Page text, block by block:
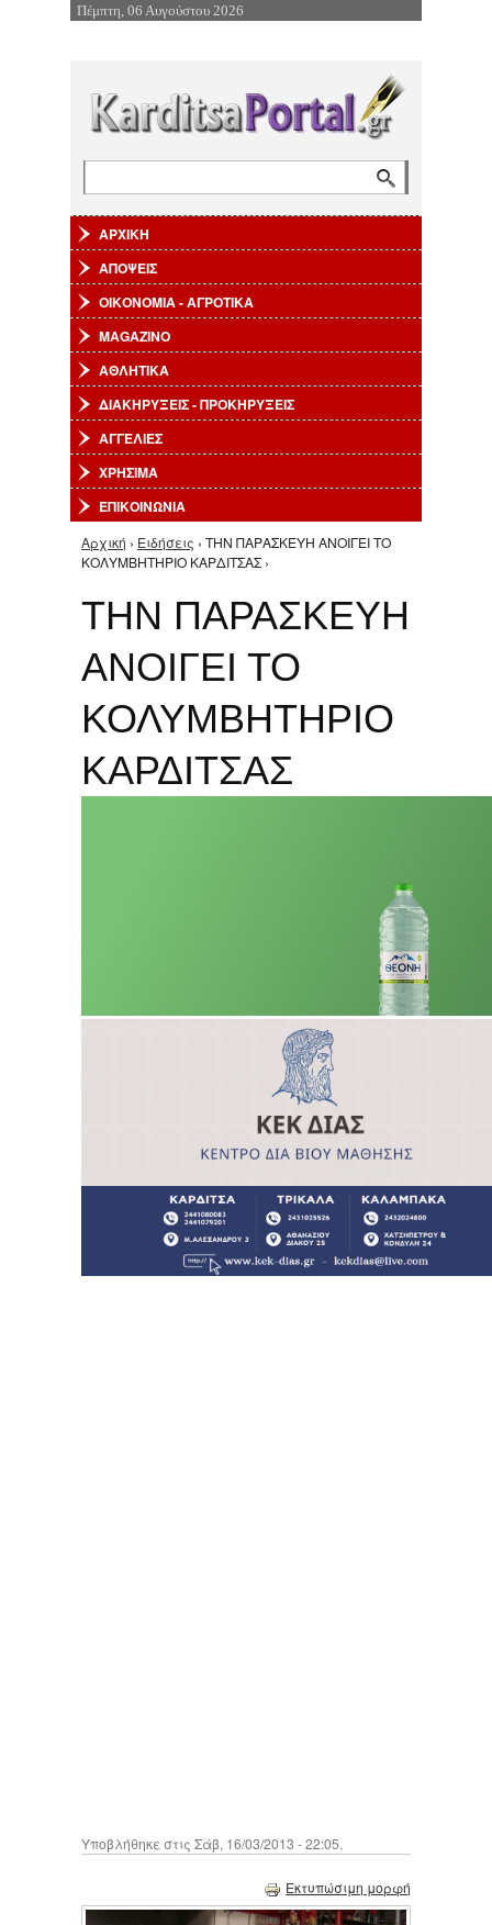
Επιστροφή στην Πλοήγηση
Πέμπτη, 06 Αυγούστου 2026
ΑΡΧΙΚΗ
ΑΠΟΨΕΙΣ
ΟΙΚΟΝΟΜΙΑ - ΑΓΡΟΤΙΚΑ
MAGAZINO
ΑΘΛΗΤΙΚΑ
ΔΙΑΚΗΡΥΞΕΙΣ - ΠΡΟΚΗΡΥΞΕΙΣ
ΑΓΓΕΛΙΕΣ
ΧΡΗΣΙΜΑ
ΕΠΙΚΟΙΝΩΝΙΑ
Είστε εδώ
Αρχική › Ειδήσεις › ΤΗΝ ΠΑΡΑΣΚΕΥΗ ΑΝΟΙΓΕΙ ΤΟ
ΚΟΛΥΜΒΗΤΗΡΙΟ ΚΑΡΔΙΤΣΑΣ ›
ΤΗΝ ΠΑΡΑΣΚΕΥΗ
ΑΝΟΙΓΕΙ ΤΟ
ΚΟΛΥΜΒΗΤΗΡΙΟ
ΚΑΡΔΙΤΣΑΣ
Υποβλήθηκε στις Σάβ, 16/03/2013 - 22:05.
Εκτυπώσιμη μορφή